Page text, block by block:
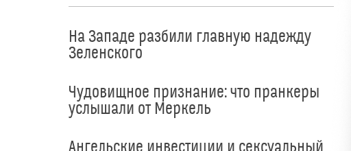
На Западе разбили главную надежду
Зеленского
Чудовищное признание: что пранкеры
услышали от Меркель